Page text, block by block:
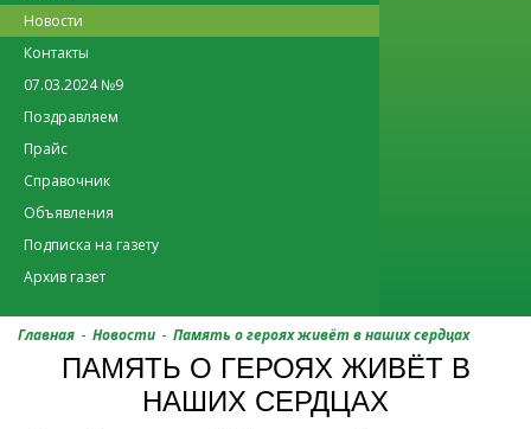
Новости
Контакты
07.03.2024 №9
Поздравляем
Прайс
Справочник
Объявления
Подписка на газету
Архив газет
Главная - Новости - Память о героях живёт в наших сердцах
ПАМЯТЬ О ГЕРОЯХ ЖИВЁТ В
НАШИХ СЕРДЦАХ